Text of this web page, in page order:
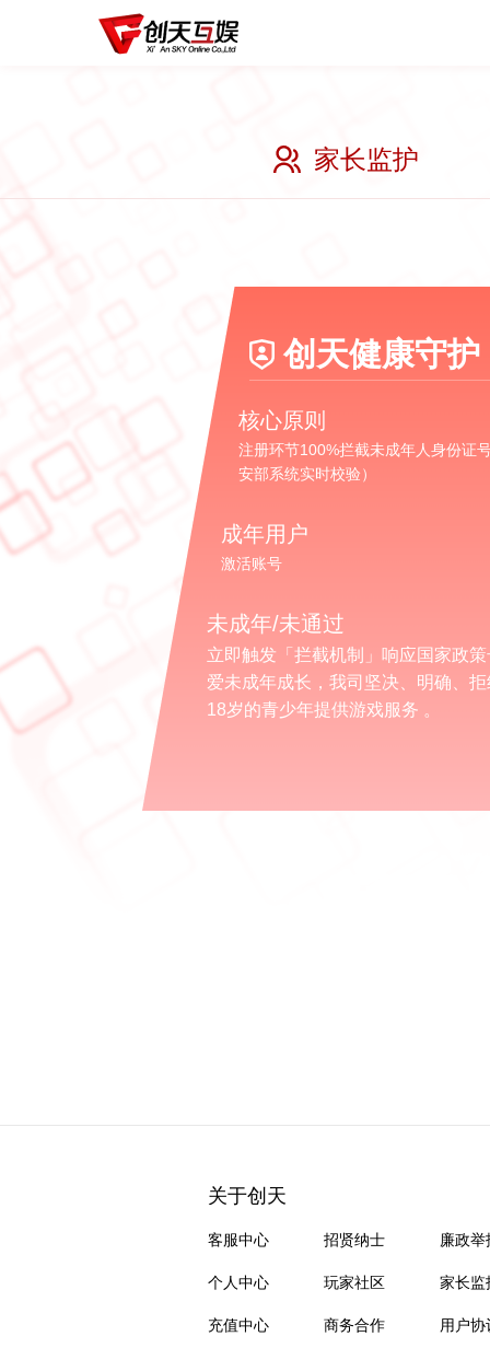
家长监护
创天健康守护
核心原则
注册环节100%拦截未成年人身份证
安部系统实时校验）
成年用户
激活账号
未成年/未通过
立即触发「拦截机制」响应国家政
爱未成年成长，我司坚决、明确、
18岁的青少年提供游戏服务 。
关于创天
客服中心 招贤纳士 廉政举
个人中心 玩家社区 家长监
充值中心 商务合作 用户协